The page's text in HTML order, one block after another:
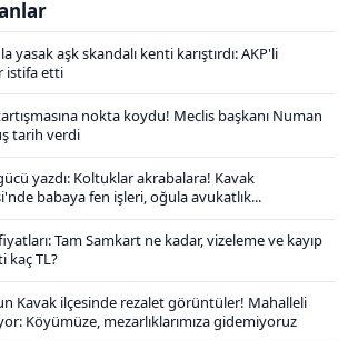
yasak aşk skandalı kenti karıştırdı: AKP'li
istifa etti
nokta koydu! Meclis başkanı Numan
tarih verdi
yazdı: Koltuklar akrabalara! Kavak
babaya fen işleri, oğula avukatlık...
Tam Samkart ne kadar, vizeleme ve kayıp
kaç TL?
Kavak ilçesinde rezalet görüntüler! Mahalleli
Köyümüze, mezarlıklarımıza gidemiyoruz